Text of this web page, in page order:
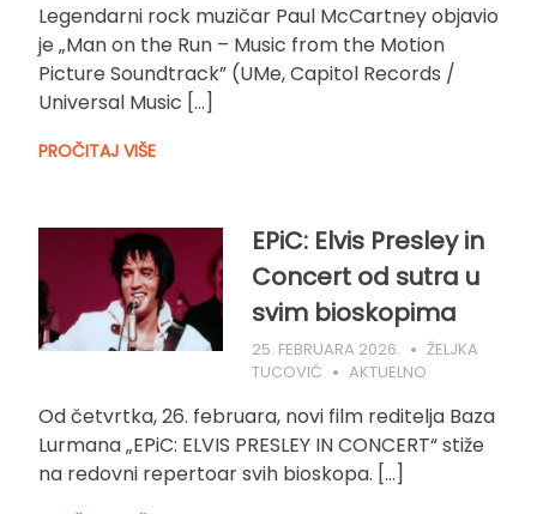
Legendarni rock muzičar Paul McCartney objavio
je „Man on the Run – Music from the Motion
Picture Soundtrack” (UMe, Capitol Records /
Universal Music […]
PROČITAJ VIŠE
EPiC: Elvis Presley in
Concert od sutra u
svim bioskopima
25. FEBRUARA 2026.
ŽELJKA
TUCOVIĆ
AKTUELNO
Od četvrtka, 26. februara, novi film reditelja Baza
Lurmana „EPiC: ELVIS PRESLEY IN CONCERT“ stiže
na redovni repertoar svih bioskopa. […]